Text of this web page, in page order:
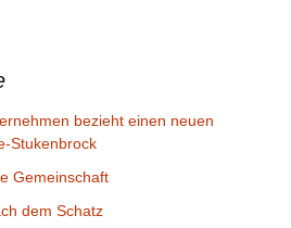
bezieht einen neuen
Stukenbrock
Gemeinschaft
dem Schatz